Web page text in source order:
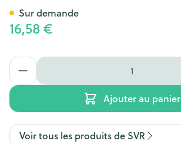
16,58 €
Quantité
Ajouter au panier
Sur demande
Voir tous les produits de SVR